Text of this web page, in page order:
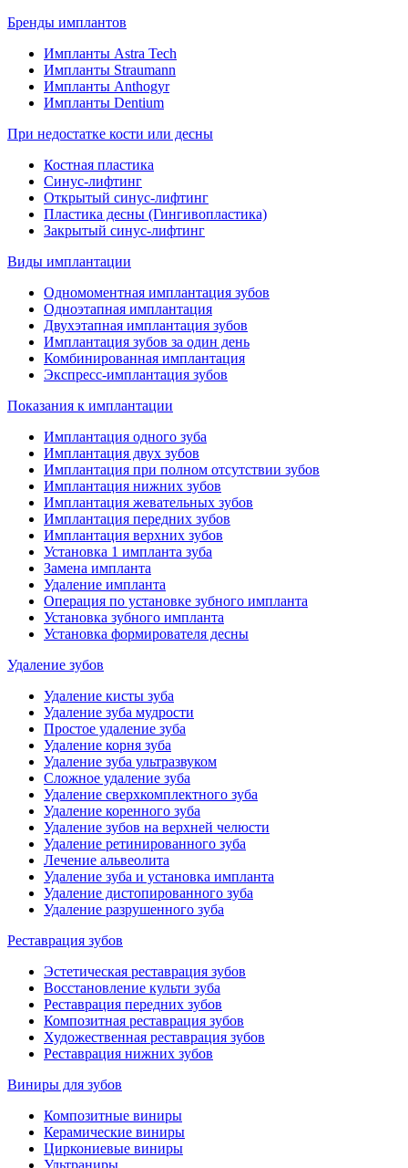
Бренды имплантов
Импланты Astra Tech
Импланты Straumann
Импланты Anthogyr
Импланты Dentium
При недостатке кости или десны
Костная пластика
Синус-лифтинг
Открытый синус-лифтинг
Пластика десны (Гингивопластика)
Закрытый синус-лифтинг
Виды имплантации
Одномоментная имплантация зубов
Одноэтапная имплантация
Двухэтапная имплантация зубов
Имплантация зубов за один день
Комбинированная имплантация
Экспресс-имплантация зубов
Показания к имплантации
Имплантация одного зуба
Имплантация двух зубов
Имплантация при полном отсутствии зубов
Имплантация нижних зубов
Имплантация жевательных зубов
Имплантация передних зубов
Имплантация верхних зубов
Установка 1 импланта зуба
Замена импланта
Удаление импланта
Операция по установке зубного импланта
Установка зубного импланта
Установка формирователя десны
Удаление зубов
Удаление кисты зуба
Удаление зуба мудрости
Простое удаление зуба
Удаление корня зуба
Удаление зуба ультразвуком
Сложное удаление зуба
Удаление сверхкомплектного зуба
Удаление коренного зуба
Удаление зубов на верхней челюсти
Удаление ретинированного зуба
Лечение альвеолита
Удаление зуба и установка импланта
Удаление дистопированного зуба
Удаление разрушенного зуба
Реставрация зубов
Эстетическая реставрация зубов
Восстановление культи зуба
Реставрация передних зубов
Композитная реставрация зубов
Художественная реставрация зубов
Реставрация нижних зубов
Виниры для зубов
Композитные виниры
Керамические виниры
Циркониевые виниры
Ультраниры